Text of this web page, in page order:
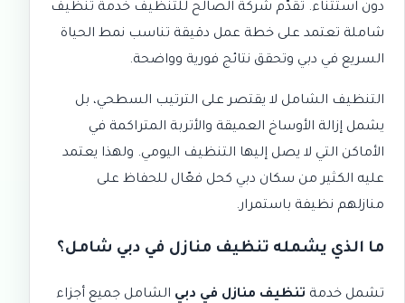
دون استثناء. تقدّم شركة الصالح للتنظيف خدمة تنظيف
شاملة تعتمد على خطة عمل دقيقة تناسب نمط الحياة
السريع في دبي وتحقق نتائج فورية وواضحة.
التنظيف الشامل لا يقتصر على الترتيب السطحي، بل
يشمل إزالة الأوساخ العميقة والأتربة المتراكمة في
الأماكن التي لا يصل إليها التنظيف اليومي. ولهذا يعتمد
عليه الكثير من سكان دبي كحل فعّال للحفاظ على
منازلهم نظيفة باستمرار.
ما الذي يشمله تنظيف منازل في دبي شامل؟
تشمل خدمة تنظيف منازل في دبي الشامل جميع أجزاء